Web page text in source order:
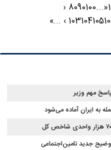
«
...
8090100
‹
103104105
›
...
»
مهم وزیر
جدید تامین‌اجتماعی